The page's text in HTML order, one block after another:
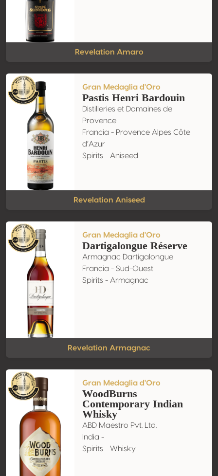
Revelation Amaro
Gran Medaglia d'Oro
Pastis Henri Bardouin
Distilleries et Domaines de
Provence
Francia - Provence Alpes Côte
d’Azur
Spirits - Aniseed
Revelation Aniseed
Gran Medaglia d'Oro
Dartigalongue Réserve
Armagnac Dartigalongue
Francia - Sud-Ouest
Spirits - Armagnac
Revelation Armagnac
Gran Medaglia d'Oro
WoodBurns
Contemporary Indian
Whisky
ABD Maestro Pvt. Ltd.
India -
Spirits - Whisky